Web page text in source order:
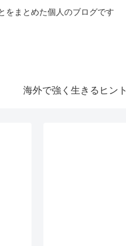
をまとめた個人のブログです
海外で強く生きるヒント